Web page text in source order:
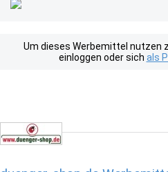
Um dieses Werbemittel nutzen
einloggen oder sich als